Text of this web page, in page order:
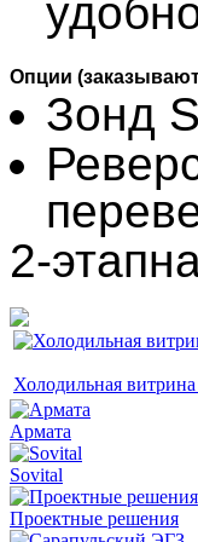
Опции
Зонд
2-
Холодильная
Армата
Sovital
Проектные решения